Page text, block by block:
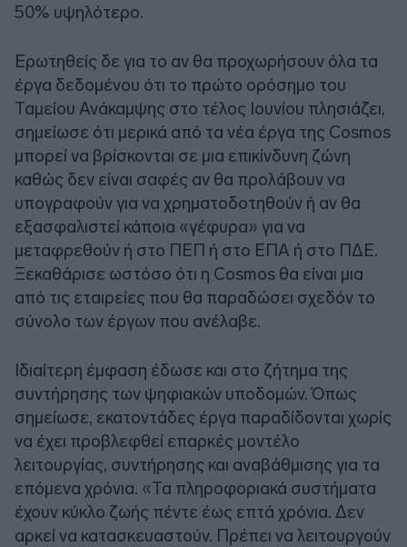
50% υψηλότερο.
Ερωτηθείς δε για το αν θα προχωρήσουν όλα τα
έργα δεδομένου ότι το πρώτο ορόσημο του
Ταμείου Ανάκαμψης στο τέλος Ιουνίου πλησιάζει,
σημείωσε ότι μερικά από τα νέα έργα της Cosmos
μπορεί να βρίσκονται σε μια επικίνδυνη ζώνη
καθώς δεν είναι σαφές αν θα προλάβουν να
υπογραφούν για να χρηματοδοτηθούν ή αν θα
εξασφαλιστεί κάποια «γέφυρα» για να
μεταφρεθούν ή στο ΠΕΠ ή στο ΕΠΑ ή στο ΠΔΕ.
Ξεκαθάρισε ωστόσο ότι η Cosmos θα είναι μια
από τις εταιρείες που θα παραδώσει σχεδόν το
σύνολο των έργων που ανέλαβε.
Ιδιαίτερη έμφαση έδωσε και στο ζήτημα της
συντήρησης των ψηφιακών υποδομών. Όπως
σημείωσε, εκατοντάδες έργα παραδίδονται χωρίς
να έχει προβλεφθεί επαρκές μοντέλο
λειτουργίας, συντήρησης και αναβάθμισης για τα
επόμενα χρόνια. «Τα πληροφοριακά συστήματα
έχουν κύκλο ζωής πέντε έως επτά χρόνια. Δεν
αρκεί να κατασκευαστούν. Πρέπει να λειτουργούν